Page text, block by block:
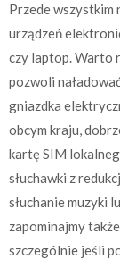
Przede wszystkim
urządzeń
czy laptop. Warto
pozwoli
gniazdka
obcym kraju,
kartę SIM
słuchawki z
słuchanie muzyki
zapominajmy
szczególnie jeśli